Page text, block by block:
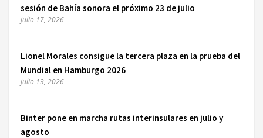
sesión de Bahía sonora el próximo 23 de julio
julio 17, 2026
Lionel Morales consigue la tercera plaza en la prueba del
Mundial en Hamburgo 2026
julio 13, 2026
Binter pone en marcha rutas interinsulares en julio y
agosto